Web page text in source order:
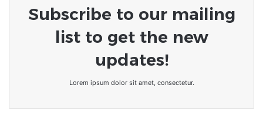
Subscribe to our mailing
list to get the new
updates!
Lorem ipsum dolor sit amet, consectetur.